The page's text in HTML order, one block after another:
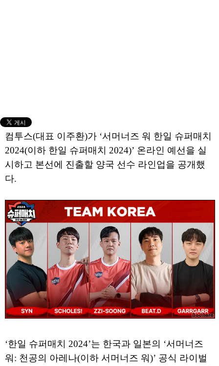
컴투스(대표 이주환)가 ‘서머너즈 워 한일 슈퍼매치
2024(이하 한일 슈퍼매치 2024)’ 온라인 예선을 실
시하고 본선에 진출할 양국 선수 라인업을 공개했
다.
‘한일 슈퍼매치 2024’는 한국과 일본의 ‘서머너즈
워: 천공의 아레나(이하 서머너즈 워)’ 공식 라이벌